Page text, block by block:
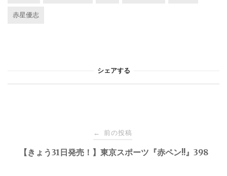
赤星優志
シェアする
← 前の投稿
【きょう31日発売！】東京スポーツ『赤ペン!!』398